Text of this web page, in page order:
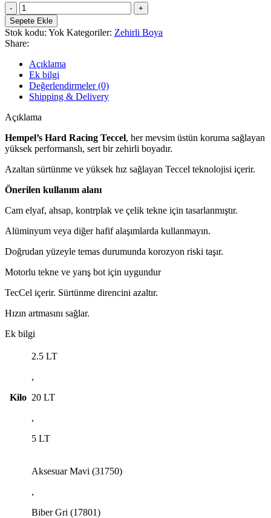
HEMPELS
HARD
RACİNG
TECCEL
76880
Sert
Yapılı
Zehirli
Boya
adet
Sepete Ekle
Stok kodu: Yok Kategoriler: Zehirli Boya
Share:
Açıklama
Ek bilgi
Değerlendirmeler (0)
Shipping & Delivery
Açıklama
Hempel’s Hard Racing Teccel, her mevsim üstün koruma sağlayan
yüksek performanslı, sert bir zehirli boyadır.
Azaltan sürtünme ve yüksek hız sağlayan Teccel teknolojisi içerir.
Önerilen kullanım alanı
Cam elyaf, ahsap, kontrplak ve çelik tekne için tasarlanmıştır.
Alüminyum veya diğer hafif alaşımlarda kullanmayın.
Doğrudan yüzeyle temas durumunda korozyon riski taşır.
Motorlu tekne ve yarış bot için uygundur
TecCel içerir. Sürtünme direncini azaltır.
Hızın artmasını sağlar.
Ek bilgi
Kilo
2.5 LT
,
20 LT
,
5 LT
Aksesuar Mavi (31750)
,
Biber Gri (17801)